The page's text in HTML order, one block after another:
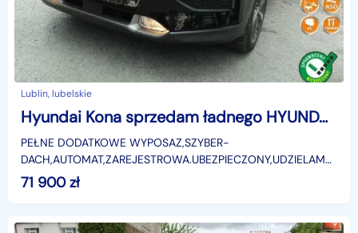
Lublin, lubelskie
Hyundai Kona sprzedam ładnego HYUNDAIA KONE Z2019R 1.6 B 177KM NOWY SAMOCHÓD 58 T
PEŁNE DODATKOWE WYPOSAZ,SZYBER-
DACH,AUTOMAT,ZAREJESTROWA.UBEZPIECZONY,UDZIELAM
GWARANCJI NA KONEidentyfikator: AKL18K4CV
71 900zł